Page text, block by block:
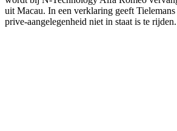
uit Macau. In een verklaring geeft
prive-aangelegenheid niet in staat is te rijden.